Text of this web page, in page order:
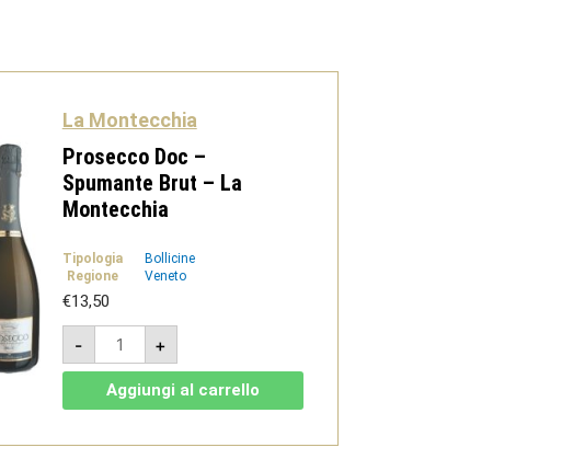
La Montecchia
Prosecco Doc –
Spumante Brut – La
Montecchia
Tipologia
Bollicine
Regione
Veneto
€13,50
-
Prosecco
Doc
-
Spumante
Brut
-
Montecchia
+
Aggiungi al carrello